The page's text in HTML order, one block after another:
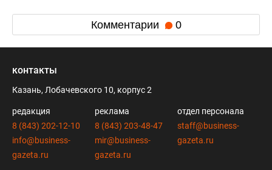
Комментарии 0
контакты
Казань, Лобачевского 10, корпус 2
редакция
8 (843) 202-12-10
info@business-
gazeta.ru
реклама
8 (843) 203-48-47
mir@business-
gazeta.ru
отдел персонала
staff@business-
gazeta.ru